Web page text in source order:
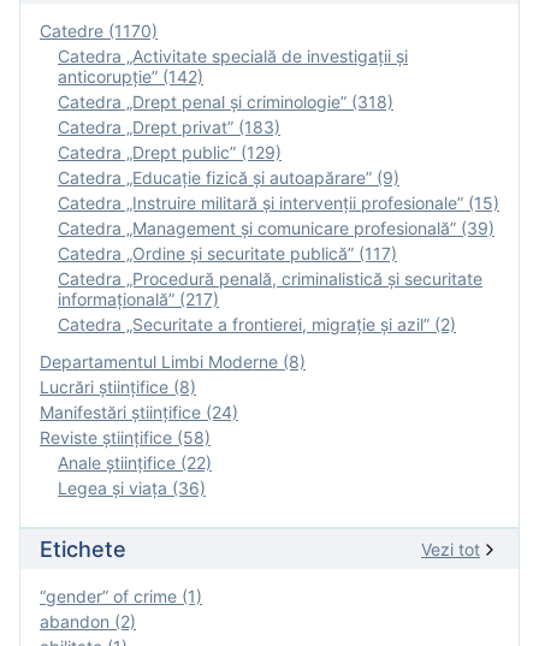
Catedre (1170)
Catedra „Activitate specială de investigaţii şi
anticorupție” (142)
Catedra „Drept penal și criminologie” (318)
Catedra „Drept privat” (183)
Catedra „Drept public” (129)
Catedra „Educație fizică şi autoapărare” (9)
Catedra „Instruire militară şi intervenţii profesionale” (15)
Catedra „Management și comunicare profesională” (39)
Catedra „Ordine și securitate publică” (117)
Catedra „Procedură penală, criminalistică și securitate
informațională” (217)
Catedra „Securitate a frontierei, migrație și azil” (2)
Departamentul Limbi Moderne (8)
Lucrări științifice (8)
Manifestări ştiinţifice (24)
Reviste ştiinţifice (58)
Anale ştiinţifice (22)
Legea şi viaţa (36)
Etichete Vezi tot
“gender” of crime (1)
abandon (2)